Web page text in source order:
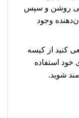
روشن و سپس
وجود
کنید از کیسه
استفاده
شوید.